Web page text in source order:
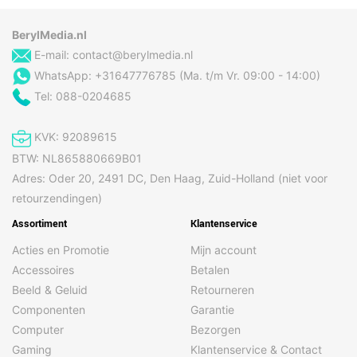
Kalkindicator
Ja
Kophouder
Ja
Soort bediening
Uitneembare morsplaat
Verwijderbaar
Waterniveau-indicator
Merk
Senseo
Vermogen
1450 W
Gewicht en omvang
BerylMedia.nl
E-mail: contact@berylmedia.nl
WhatsApp: +31647776785 (Ma. t/m Vr. 09:00 - 14:00)
Tel: 088-0204685
KVK: 92089615
BTW: NL865880669B01
Adres: Oder 20, 2491 DC, Den Haag, Zuid-Holland (niet voor
retourzendingen)
Assortiment
Acties en Promotie
Accessoires
Beeld & Geluid
Componenten
Computer
Gaming
Klantenservice
Mijn account
Betalen
Retourneren
Garantie
Bezorgen
Klantenservice & Contact